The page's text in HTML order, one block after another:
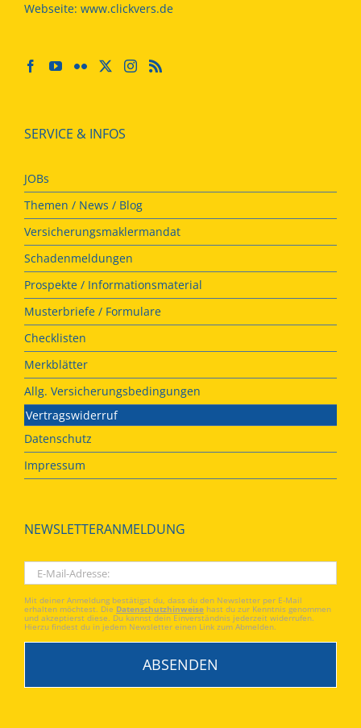
Webseite: www.clickvers.de
SERVICE & INFOS
JOBs
Themen / News / Blog
Versicherungsmaklermandat
Schadenmeldungen
Prospekte / Informationsmaterial
Musterbriefe / Formulare
Checklisten
Merkblätter
Allg. Versicherungsbedingungen
Vertragswiderruf
Datenschutz
Impressum
NEWSLETTERANMELDUNG
Mit deiner Anmeldung bestätigst du, dass du den Newsletter per E-Mail
erhalten möchtest. Die Datenschutzhinweise hast du zur Kenntnis genommen
und akzeptierst diese. Du kannst dein Einverständnis jederzeit widerrufen.
Hierzu findest du in jedem Newsletter einen Link zum Abmelden.